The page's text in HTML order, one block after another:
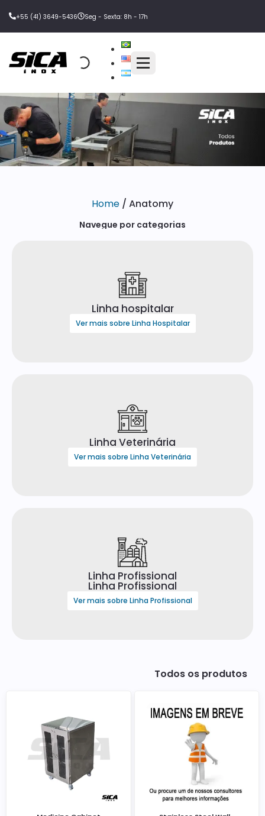
+55 (41) 3649-5436 Seg - Sexta: 8h - 17h
Home / Anatomy
Navegue por categorias
Linha hospitalar
Ver mais sobre Linha Hospitalar
Linha Veterinária
Ver mais sobre Linha Veterinária
Linha Profissional
Linha Profissional
Ver mais sobre Linha Profissional
Todos os produtos